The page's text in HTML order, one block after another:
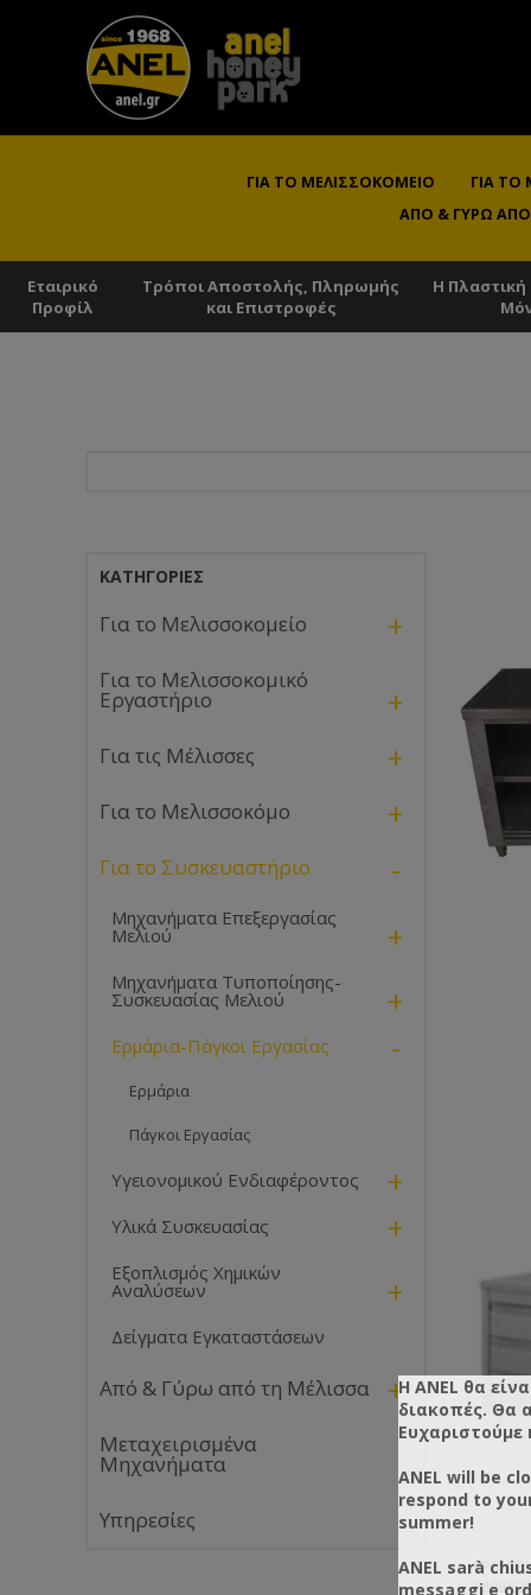
ΓΙΑ ΤΟ ΜΕΛΙΣΣΟΚΟΜΕΊΟ ΓΙΑ ΤΟ
ΑΠΌ & ΓΎΡΩ
Εταιρικό
Προφίλ
Τρόποι Αποστολής, Πληρωμής
και Επιστροφές
Η Πλαστική
ΚΑΤΗΓΟΡΊΕΣ
Για το Μελισσοκομείο +
Για το Μελισσοκομικό
Εργαστήριο +
Για τις Μέλισσες +
Για το Μελισσοκόμο +
Για το Συσκευαστήριο -
Μηχανήματα Επεξεργασίας
Μελιού +
Μηχανήματα Τυποποίησης-
Συσκευασίας Μελιού +
Ερμάρια-Πάγκοι Εργασίας -
Ερμάρια
Πάγκοι Εργασίας
Υγειονομικού Ενδιαφέροντος +
Υλικά Συσκευασίας +
Εξοπλισμός Χημικών
Αναλύσεων +
Δείγματα Εγκαταστάσεων
Από & Γύρω από τη Μέλισσα +
Μεταχειρισμένα
Μηχανήματα
Υπηρεσίες
Η ANEL θα
διακοπές. Θα
Ευχαριστούμε
ANEL will be
respond to
summer!
ANEL sarà
messaggi e